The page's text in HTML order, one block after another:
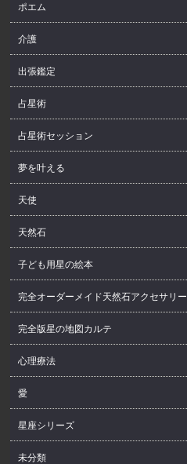
ポエム
介護
出張鑑定
占星術
占星術セッション
夢を叶える
天使
天然石
子ども用星の絵本
完全オーダーメイド天然石アクセサリー
完全版星の地図カルテ
心理療法
愛
星座シリーズ
未分類